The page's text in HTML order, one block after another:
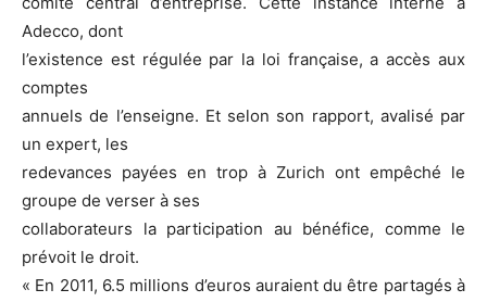
Adecco, dont
l’existence est régulée par la loi française, a accès aux
comptes
annuels de l’enseigne. Et selon son rapport, avalisé par
un expert, les
redevances payées en trop à Zurich ont empêché le
groupe de verser à ses
collaborateurs la participation au bénéfice, comme le
prévoit le droit.
« En 2011, 6.5 millions d’euros auraient du être partagés à